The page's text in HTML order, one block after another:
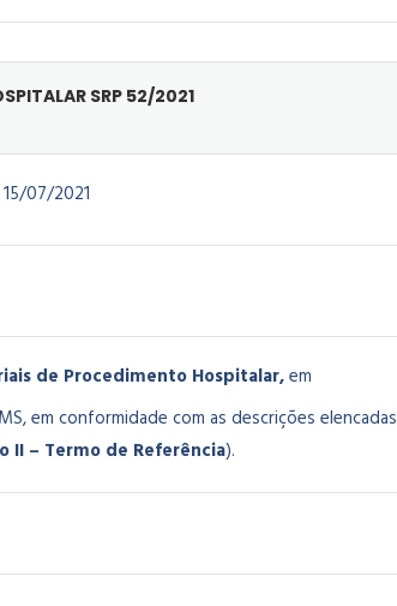
SRP 52/2021
15/07/2021
de Procedimento Hospitalar,em
em conformidade com as descrições elencadas
II – Termo de Referência).